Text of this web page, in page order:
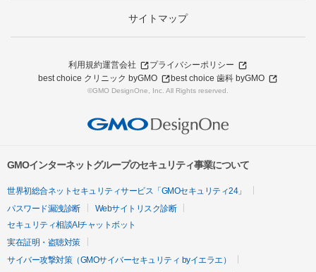
サイトマップ
利用規約運営会社
プライバシーポリシー
best choice クリニック byGMO
best choice 歯科 byGMO
©GMO DesignOne, Inc. All Rights reserved.
GMOインターネットグループのセキュリティ事業について
世界初総合ネットセキュリティサービス「GMOセキュリティ24」
パスワード漏洩診断
Webサイトリスク診断
セキュリティ相談AIチャットボット
実在証明・盗聴対策
サイバー攻撃対策（GMOサイバーセキュリティ byイエラエ）